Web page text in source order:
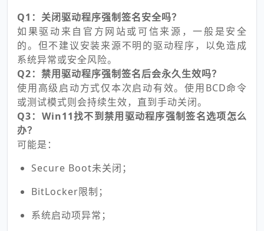
Q1：关闭驱动程序强制签名安全吗？
如果驱动来自官方网站或可信来源，一般是安全
的。但不建议安装来源不明的驱动程序，以免造成
系统异常或安全风险。
Q2：禁用驱动程序强制签名后会永久生效吗？
使用高级启动方式仅本次启动有效。使用BCD命令
或测试模式则会持续生效，直到手动关闭。
Q3：Win11找不到禁用驱动程序强制签名选项怎么
办？
可能是：
Secure Boot未关闭；
BitLocker限制；
系统启动项异常；